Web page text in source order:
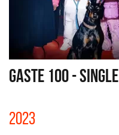
GASTE 100 - SINGLE
2023